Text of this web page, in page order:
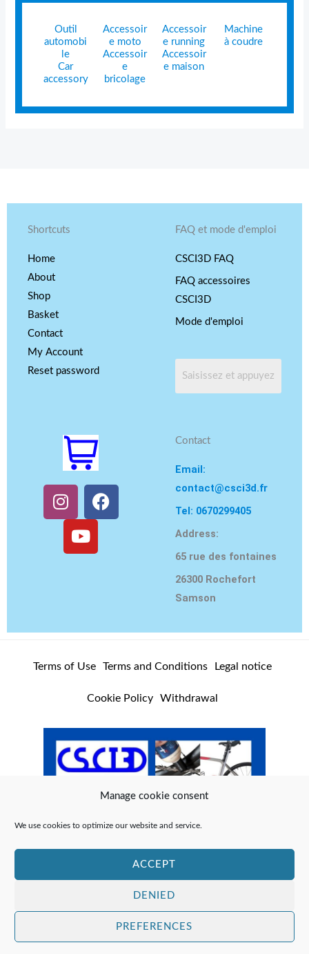
Manage cookie consent
We use cookies to optimize our website and service.
ACCEPT
DENIED
PREFERENCES
Outil
automobi
le
Car
accessory
Accessoir
e moto
Accessoir
e
bricolage
Accessoir
e running
Accessoir
e maison
Machine
à coudre
Shortcuts
Home
About
Shop
Basket
Contact
My Account
Reset password
FAQ et mode d'emploi
CSCI3D FAQ
FAQ accessoires
CSCI3D
Mode d'emploi
I
n
s
m
F
a
Y
u
T
Contact
Email:
contact@csci3d.fr
Tel: 0670299405
Address:
65 rue des fontaines
26300 Rochefort
Samson
Terms of Use Terms and Conditions Legal notice
Cookie Policy Withdrawal